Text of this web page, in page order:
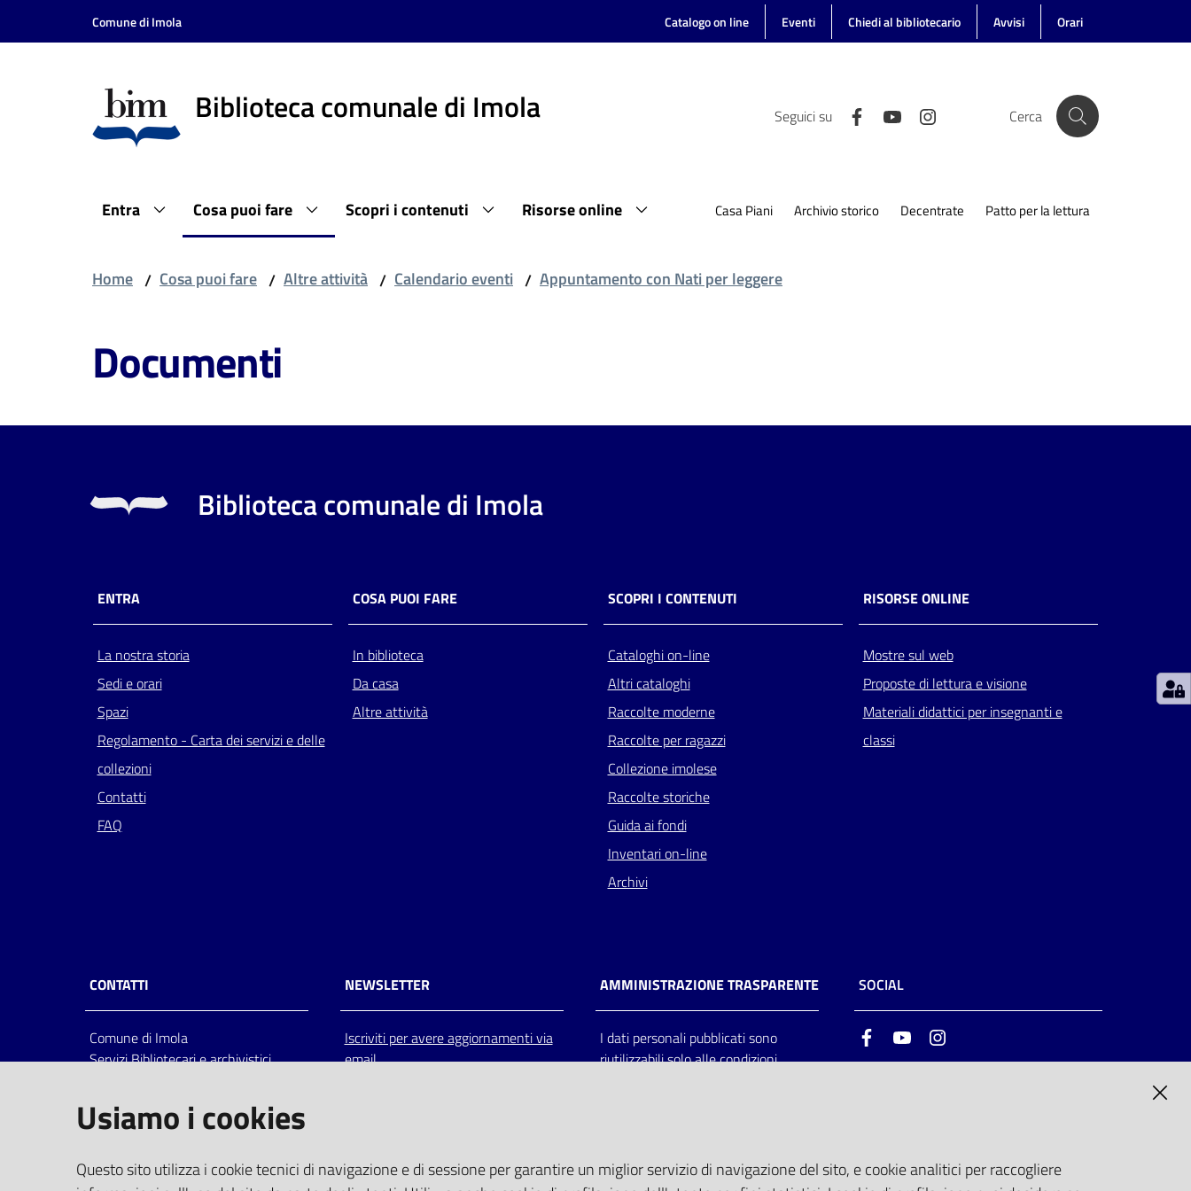
Vai al contenuto
Vai alla navigazione
Comune di Imola Catalogo on line Eventi Chiedi al bibliotecario Avvisi Orari
Biblioteca comunale di Imola Seguici su Cerca
Entra Cosa puoi fare Scopri i contenuti Risorse online Casa Piani Archivio storico Decentrate Patto per la lettura
Home / Cosa puoi fare / Altre attività / Calendario eventi / Appuntamento con Nati per leggere
Documenti
Biblioteca comunale di Imola
ENTRA
La nostra storia
Sedi e orari
Spazi
Regolamento - Carta dei servizi e delle
collezioni
Contatti
FAQ
COSA PUOI FARE
In biblioteca
Da casa
Altre attività
SCOPRI I CONTENUTI
Cataloghi on-line
Altri cataloghi
Raccolte moderne
Raccolte per ragazzi
Collezione imolese
Raccolte storiche
Guida ai fondi
Inventari on-line
Archivi
RISORSE ONLINE
Mostre sul web
Proposte di lettura e visione
Materiali didattici per insegnanti e
classi
CONTATTI
Comune di Imola
Servizi Bibliotecari e archivistici
Italia
centralino: tel 0542.6026.36 fax
bim@comune.imola.bo.it
PEC
NEWSLETTER
Iscriviti per avere aggiornamenti via
email
AMMINISTRAZIONE TRASPARENTE
I dati personali pubblicati sono
riutilizzabili solo alle condizioni
SOCIAL
FacebookYoutube
Usiamo i cookies
Questo sito utilizza i cookie tecnici di navigazione e di sessione per garantire un miglior servizio di navigazione del sito, e cookie analitici per raccogliere